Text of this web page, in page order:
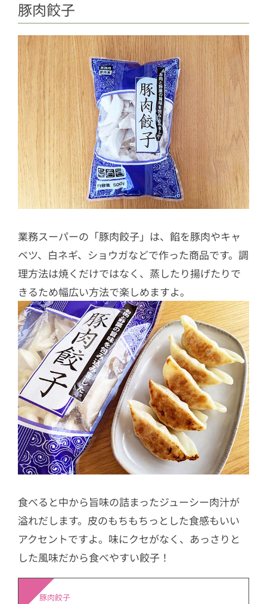
豚肉餃子
業務スーパーの「豚肉餃子」は、餡を豚肉やキャ
ベツ、白ネギ、ショウガなどで作った商品です。調
理方法は焼くだけではなく、蒸したり揚げたりで
きるため幅広い方法で楽しめますよ。
食べると中から旨味の詰まったジューシー肉汁が
溢れだします。皮のもちもちっとした食感もいい
アクセントですよ。味にクセがなく、あっさりと
した風味だから食べやすい餃子！
豚肉餃子